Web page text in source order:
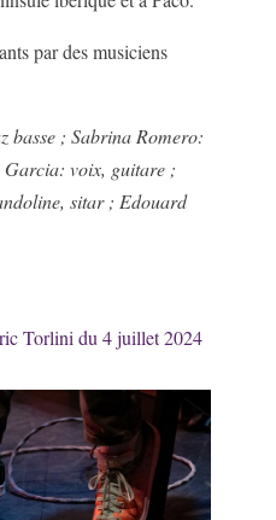
par des musiciens
basse ; Sabrina Romero:
voix, guitare ;
sitar ; Edouard
Torlini du 4 juillet 2024